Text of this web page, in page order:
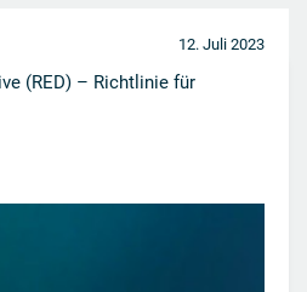
12. Juli 2023
(RED) – Richtlinie für